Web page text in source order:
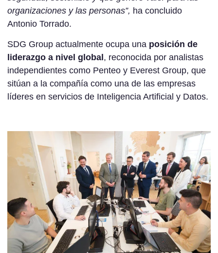
organizaciones y las personas”, ha concluido
Antonio Torrado.
SDG Group actualmente ocupa una posición de
liderazgo a nivel global, reconocida por analistas
independientes como Penteo y Everest Group, que
sitúan a la compañía como una de las empresas
líderes en servicios de Inteligencia Artificial y Datos.